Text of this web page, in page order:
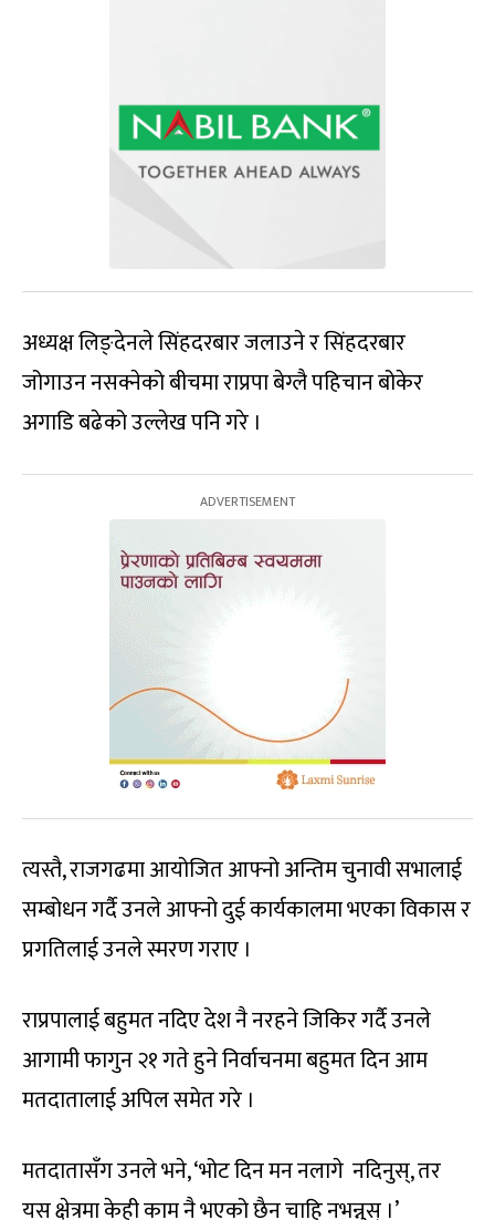
अध्यक्ष लिङ्देनले सिंहदरबार जलाउने र सिंहदरबार
जोगाउन नसक्नेको बीचमा राप्रपा बेग्लै पहिचान बोकेर
अगाडि बढेको उल्लेख पनि गरे ।
त्यस्तै, राजगढमा आयोजित आफ्नो अन्तिम चुनावी सभालाई
सम्बोधन गर्दै उनले आफ्नो दुई कार्यकालमा भएका विकास र
प्रगतिलाई उनले स्मरण गराए ।
राप्रपालाई बहुमत नदिए देश नै नरहने जिकिर गर्दै उनले
आगामी फागुन २१ गते हुने निर्वाचनमा बहुमत दिन आम
मतदातालाई अपिल समेत गरे ।
मतदातासँग उनले भने, ‘भोट दिन मन नलागे नदिनुस्, तर
यस क्षेत्रमा केही काम नै भएको छैन चाहि नभन्नुस् ।’